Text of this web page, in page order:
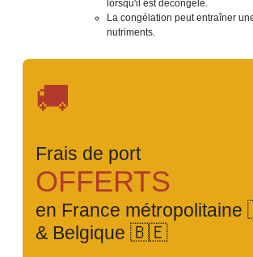
lorsqu'il est décongelé.
La congélation peut entraîner
nutriments.
🚚
Frais de port
OFFERTS
en France
& Belgique 🇧🇪